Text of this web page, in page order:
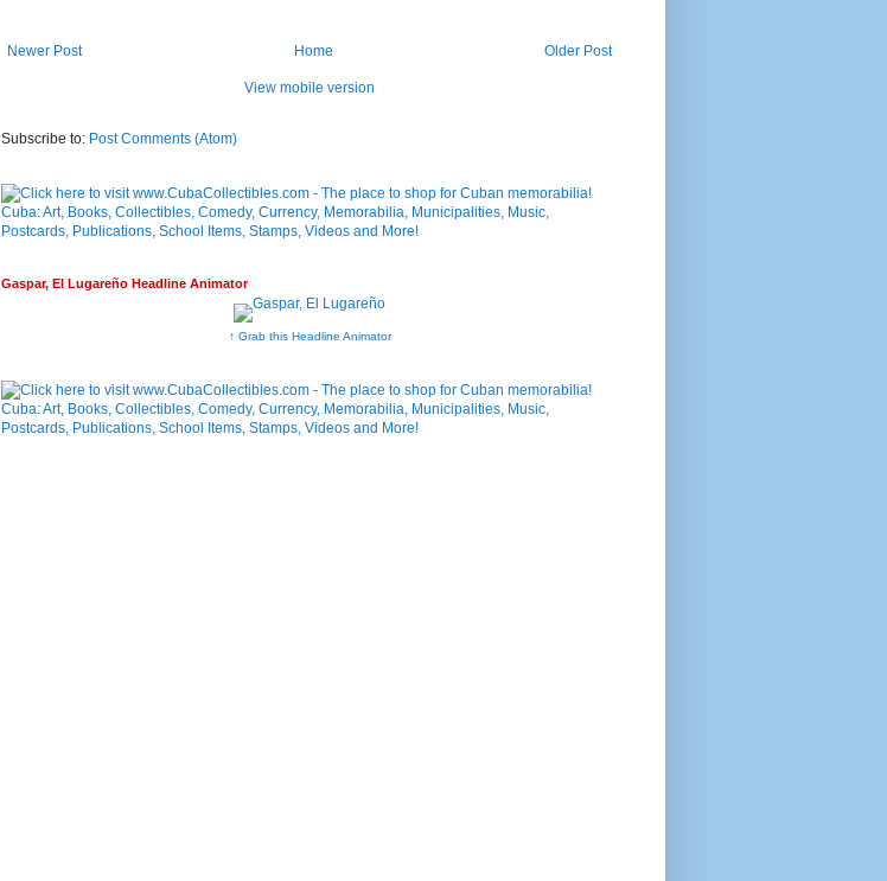
Newer Post Older Post
Home
View mobile version
Subscribe to: Post Comments (Atom)
Gaspar, El Lugareño Headline Animator
↑ Grab this Headline Animator